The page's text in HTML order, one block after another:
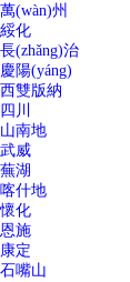
萬(wàn)州
綏化
長(zhǎng)治
慶陽(yáng)
西雙版納
四川
山南地
武威
蕪湖
喀什地
懷化
恩施
康定
石嘴山